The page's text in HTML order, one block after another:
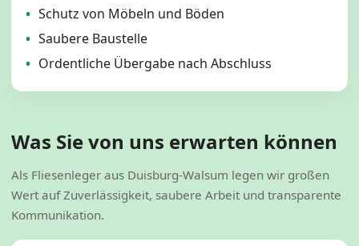
Schutz von Möbeln und Böden
Saubere Baustelle
Ordentliche Übergabe nach Abschluss
Was Sie von uns erwarten können
Als Fliesenleger aus Duisburg-Walsum legen wir großen
Wert auf Zuverlässigkeit, saubere Arbeit und transparente
Kommunikation.